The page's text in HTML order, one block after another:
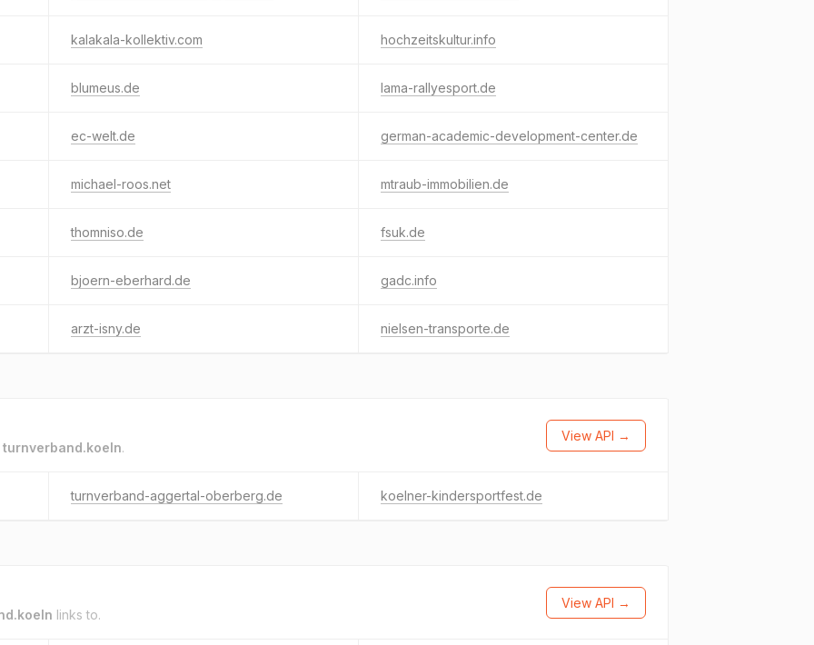
kalakala-kollektiv.com hochzeitskultur.info
blumeus.de lama-rallyesport.de
ec-welt.de german-academic-development-center.de
michael-roos.net mtraub-immobilien.de
thomniso.de fsuk.de
bjoern-eberhard.de gadc.info
arzt-isny.de nielsen-transporte.de
turnverband.koeln.
View API →
turnverband-aggertal-oberberg.de koelner-kindersportfest.de
links to.
View API →